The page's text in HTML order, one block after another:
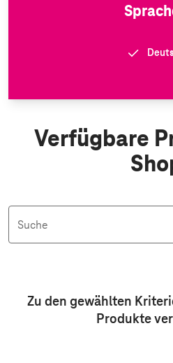
Verfügbare
Suche
Zu den gewählten
Produkte